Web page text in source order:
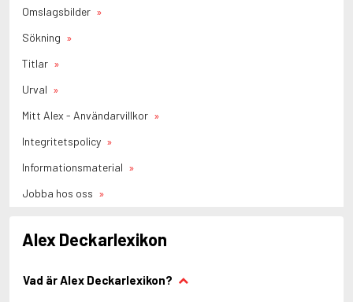
Omslagsbilder
Sökning
Titlar
Urval
Mitt Alex - Användarvillkor
Integritetspolicy
Informationsmaterial
Jobba hos oss
Alex Deckarlexikon
Vad är Alex Deckarlexikon?